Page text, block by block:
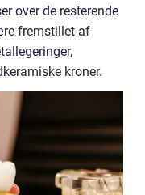
over de resterende
fremstillet af
kroner.